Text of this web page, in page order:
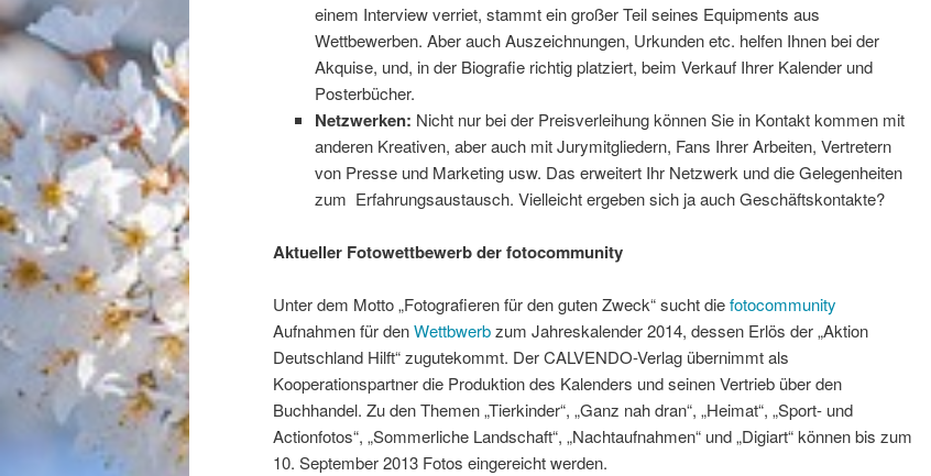
einem Interview verriet, stammt ein großer Teil seines Equipments aus
Wettbewerben. Aber auch Auszeichnungen, Urkunden etc. helfen Ihnen bei der
Akquise, und, in der Biografie richtig platziert, beim Verkauf Ihrer Kalender und
Posterbücher.
Netzwerken: Nicht nur bei der Preisverleihung können Sie in Kontakt kommen mit
anderen Kreativen, aber auch mit Jurymitgliedern, Fans Ihrer Arbeiten, Vertretern
von Presse und Marketing usw. Das erweitert Ihr Netzwerk und die Gelegenheiten
zum Erfahrungsaustausch. Vielleicht ergeben sich ja auch Geschäftskontakte?
Aktueller Fotowettbewerb der fotocommunity
Unter dem Motto „Fotografieren für den guten Zweck“ sucht diefotocommunity
Aufnahmen für denWettbwerbzum Jahreskalender 2014, dessen Erlös der „Aktion
Deutschland Hilft“ zugutekommt. Der CALVENDO-Verlag übernimmt als
Kooperationspartner die Produktion des Kalenders und seinen Vertrieb über den
Buchhandel. Zu den Themen „Tierkinder“, „Ganz nah dran“, „Heimat“, „Sport- und
Actionfotos“, „Sommerliche Landschaft“, „Nachtaufnahmen“ und „Digiart“ können bis zum
10. September 2013 Fotos eingereicht werden.